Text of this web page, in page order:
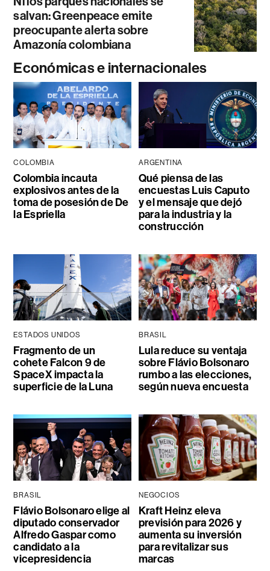
salvan: Greenpeace emite
preocupante alerta sobre
Amazonía colombiana
Económicas e internacionales
COLOMBIA
Colombia incauta
explosivos antes de la
toma de posesión de De
la Espriella
ARGENTINA
Qué piensa de las
encuestas Luis Caputo
y el mensaje que dejó
para la industria y la
construcción
ESTADOS UNIDOS
Fragmento de un
cohete Falcon 9 de
SpaceX impacta la
superficie de la Luna
BRASIL
Lula reduce su ventaja
sobre Flávio Bolsonaro
rumbo a las elecciones,
según nueva encuesta
BRASIL
Flávio Bolsonaro elige al
diputado conservador
Alfredo Gaspar como
candidato a la
vicepresidencia
NEGOCIOS
Kraft Heinz eleva
previsión para 2026 y
aumenta su inversión
para revitalizar sus
marcas